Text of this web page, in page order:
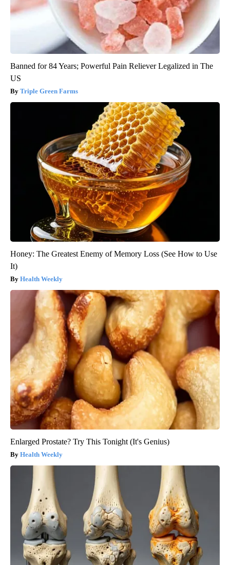
Banned for 84 Years; Powerful Pain Reliever Legalized in The
US
Triple Green Farms
Honey: The Greatest Enemy of Memory Loss (See How to Use
It)
Health Weekly
Enlarged Prostate? Try This Tonight (It's Genius)
Health Weekly